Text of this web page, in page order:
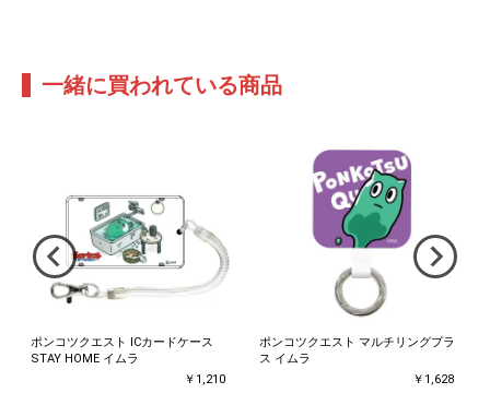
一緒に買われている商品
ポンコツクエスト ICカードケース
STAY HOME イムラ
￥1,210
ポンコツクエスト マルチリングプラ
ス イムラ
￥1,628